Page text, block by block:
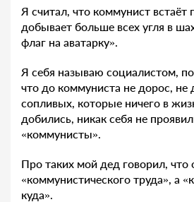
Я считал, что коммунист встаёт
добывает больше всех угля в
флаг на аватарку».
Я себя называю социалистом,
что до коммуниста не дорос, не
сопливых, которые ничего в
добились, никак себя не
«коммунисты».
Про таких мой дед говорил, что
«коммунистического труда», а
куда».